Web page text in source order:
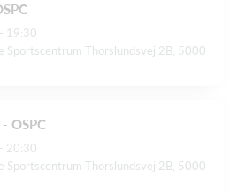
19:30
Sportscentrum Thorslundsvej 2B, 5000
OSPC
20:30
Sportscentrum Thorslundsvej 2B, 5000